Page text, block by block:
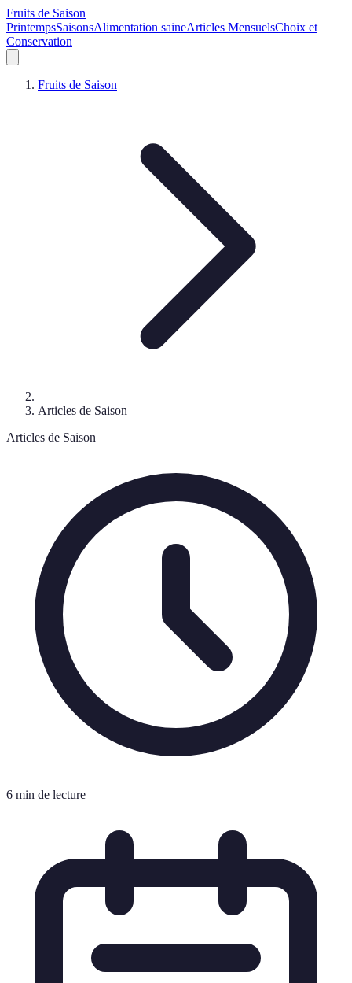
Fruits de Saison
PrintempsSaisonsAlimentation saineArticles MensuelsChoix et
Conservation
Fruits de Saison
Articles de Saison
Articles de Saison
6 min de lecture